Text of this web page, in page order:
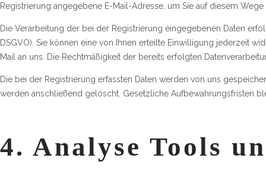
Registrierung angegebene E-Mail-Adresse, um Sie auf diesem
Die Verarbeitung der bei der Registrierung eingegebenen Daten
DSGVO). Sie können eine von Ihnen erteilte Einwilligung jederzeit
Mail an uns. Die Rechtmäßigkeit der bereits erfolgten
Die bei der Registrierung erfassten Daten werden von uns
werden anschließend gelöscht. Gesetzliche Aufbewahrungsfristen
4. Analyse Tools